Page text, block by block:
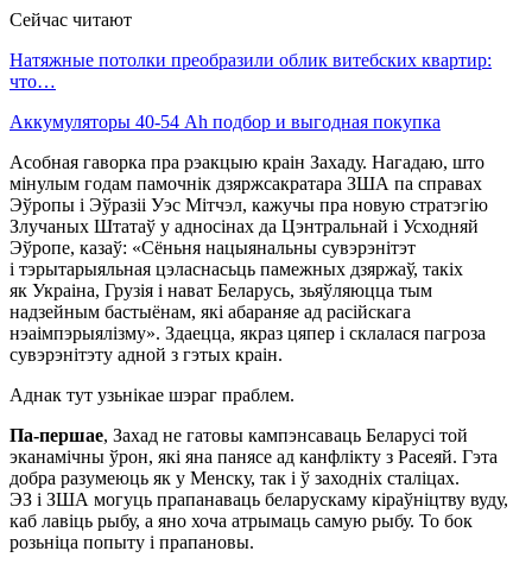
Сейчас читают
Натяжные потолки преобразили облик витебских квартир:
что…
Аккумуляторы 40-54 Ah подбор и выгодная покупка
Асобная гаворка пра рэакцыю краін Захаду. Нагадаю, што
мінулым годам памочнік дзяржсакратара ЗША па справах
Эўропы і Эўразіі Уэс Мітчэл, кажучы пра новую стратэгію
Злучаных Штатаў у адносінах да Цэнтральнай і Усходняй
Эўропе, казаў: «Сёньня нацыянальны сувэрэнітэт
і тэрытарыяльная цэласнасьць памежных дзяржаў, такіх
як Украіна, Грузія і нават Беларусь, зьяўляюцца тым
надзейным бастыёнам, які абараняе ад расійскага
нэаімпэрыялізму». Здаецца, якраз цяпер і склалася пагроза
сувэрэнітэту адной з гэтых краін.
Аднак тут узьнікае шэраг праблем.
Па-першае, Захад не гатовы кампэнсаваць Беларусі той
эканамічны ўрон, які яна панясе ад канфлікту з Расеяй. Гэта
добра разумеюць як у Менску, так і ў заходніх сталіцах.
ЭЗ і ЗША могуць прапанаваць беларускаму кіраўніцтву вуду,
каб лавіць рыбу, а яно хоча атрымаць самую рыбу. То бок
розьніца попыту і прапановы.